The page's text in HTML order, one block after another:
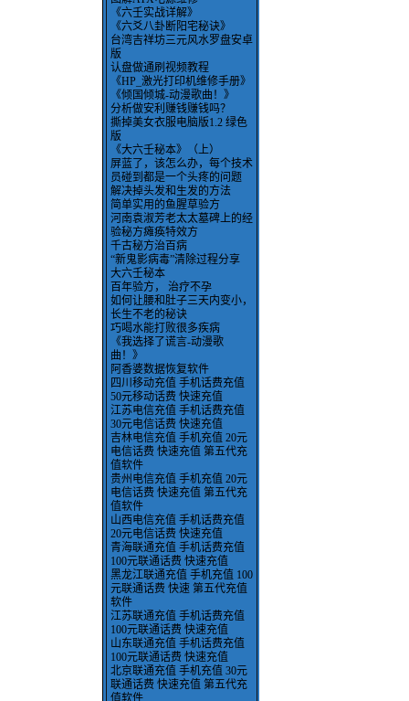
《六壬实战详解》
《六爻八卦断阳宅秘诀》
台湾吉祥坊三元风水罗盘安卓
版
认盘做通刷视频教程
《HP_激光打印机维修手册》
《倾国倾城-动漫歌曲！》
分析做安利赚钱赚钱吗？
撕掉美女衣服电脑版1.2 绿色
版
《大六壬秘本》（上）
屏蓝了，该怎么办，每个技术
员碰到都是一个头疼的问题
解决掉头发和生发的方法
简单实用的鱼腥草验方
河南袁淑芳老太太墓碑上的经
验秘方瘫痪特效方
千古秘方治百病
“新鬼影病毒”清除过程分享
大六壬秘本
百年验方， 治疗不孕
如何让腰和肚子三天内变小，
长生不老的秘诀
巧喝水能打败很多疾病
《我选择了谎言-动漫歌
曲！》
阿香婆数据恢复软件
四川移动充值 手机话费充值
50元移动话费 快速充值
江苏电信充值 手机话费充值
30元电信话费 快速充值
吉林电信充值 手机充值 20元
电信话费 快速充值 第五代充
值软件
贵州电信充值 手机充值 20元
电信话费 快速充值 第五代充
值软件
山西电信充值 手机话费充值
20元电信话费 快速充值
青海联通充值 手机话费充值
100元联通话费 快速充值
黑龙江联通充值 手机充值 100
元联通话费 快速 第五代充值
软件
江苏联通充值 手机话费充值
100元联通话费 快速充值
山东联通充值 手机话费充值
100元联通话费 快速充值
北京联通充值 手机充值 30元
联通话费 快速充值 第五代充
值软件